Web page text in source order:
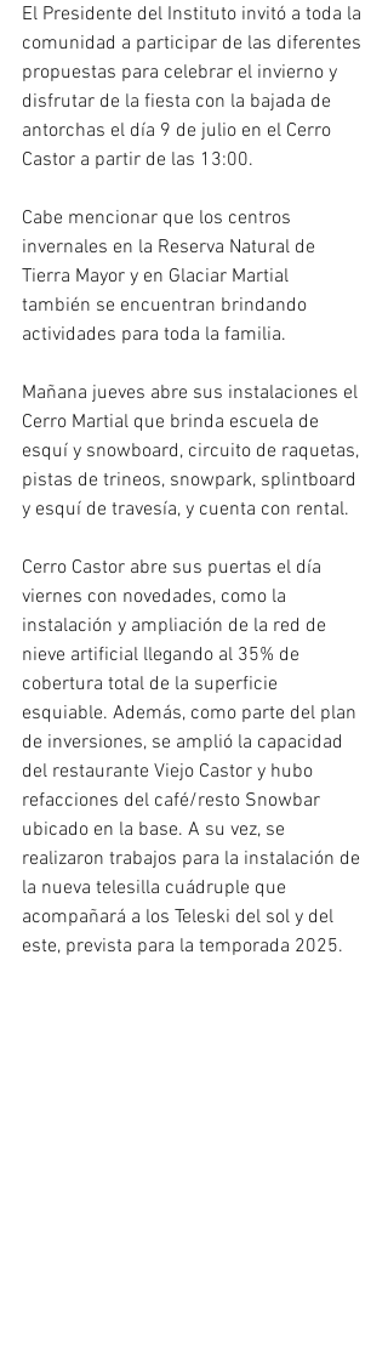
El Presidente del Instituto invitó a toda la
comunidad a participar de las diferentes
propuestas para celebrar el invierno y
disfrutar de la fiesta con la bajada de
antorchas el día 9 de julio en el Cerro
Castor a partir de las 13:00.
Cabe mencionar que los centros
invernales en la Reserva Natural de
Tierra Mayor y en Glaciar Martial
también se encuentran brindando
actividades para toda la familia.
Mañana jueves abre sus instalaciones el
Cerro Martial que brinda escuela de
esquí y snowboard, circuito de raquetas,
pistas de trineos, snowpark, splintboard
y esquí de travesía, y cuenta con rental.
Cerro Castor abre sus puertas el día
viernes con novedades, como la
instalación y ampliación de la red de
nieve artificial llegando al 35% de
cobertura total de la superficie
esquiable. Además, como parte del plan
de inversiones, se amplió la capacidad
del restaurante Viejo Castor y hubo
refacciones del café/resto Snowbar
ubicado en la base. A su vez, se
realizaron trabajos para la instalación de
la nueva telesilla cuádruple que
acompañará a los Teleski del sol y del
este, prevista para la temporada 2025.